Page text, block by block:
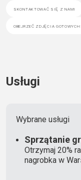
skontaktować się z nami
obejrzeć zdjęcia gotowych
Usługi
Wybrane usługi
Sprzątanie
Otrzymaj 20%
nagrobka w